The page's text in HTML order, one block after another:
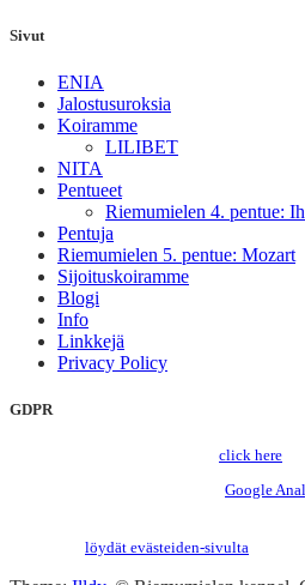
Sivut
ENIA
Jalostusuroksia
Koiramme
LILIBET
NITA
Pentueet
Riemumielen 4. pentue:
Pentuja
Riemumielen 5. pentue: Mozart
Sijoituskoiramme
Blogi
Info
Linkkejä
Privacy Policy
GDPR
click here
Google
löydät evästeiden-sivulta